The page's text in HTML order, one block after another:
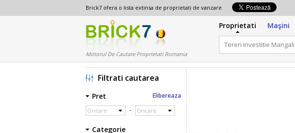
Brick7 ofera o lista extinsa de proprietati de vanzare
Motorul De Cautare Proprietati Romania
Proprietati Maşini
Filtrati cautarea
Pret Elibereaza
Oricare - Oricare
Categorie